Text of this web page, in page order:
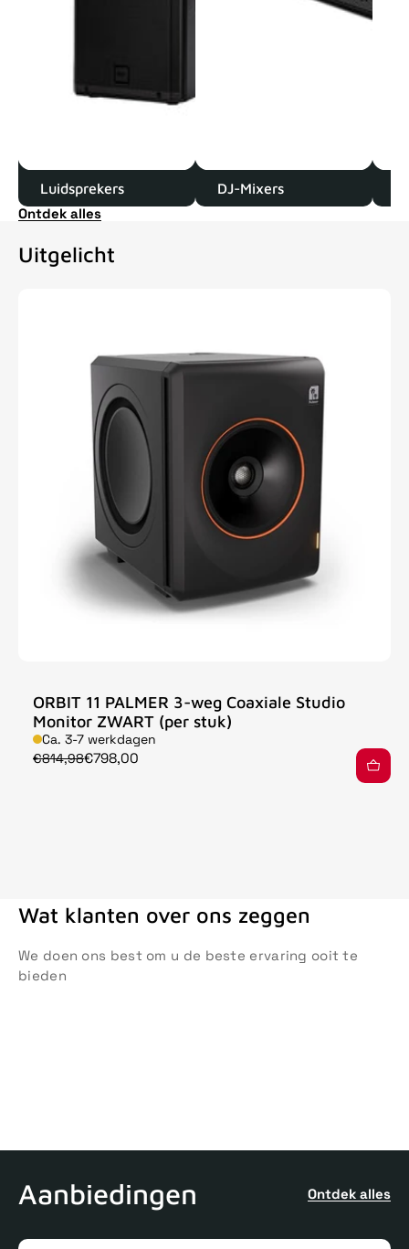
Luidsprekers DJ-Mixers
Ontdek alles
Uitgelicht
ORBIT 11 PALMER 3-weg Coaxiale Studio
Monitor ZWART (per stuk)
Ca. 3-7 werkdagen
€814,98€798,00
Wat klanten over ons zeggen
We doen ons best om u de beste ervaring ooit te
bieden
Aanbiedingen Ontdek alles